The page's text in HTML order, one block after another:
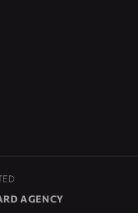
AGENCY